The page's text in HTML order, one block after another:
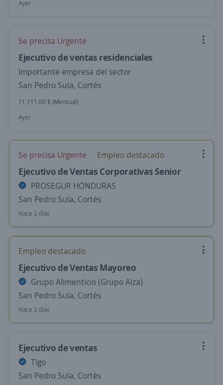
Ayer
Se precisa Urgente
Ejecutivo de ventas residenciales
Importante empresa del sector
San Pedro Sula, Cortés
11,111.00 $ (Mensual)
Ayer
Se precisa Urgente Empleo destacado
Ejecutivo de Ventas Corporativas Senior
PROSEGUR HONDURAS
San Pedro Sula, Cortés
Hace 2 días
Empleo destacado
Ejecutivo de Ventas Mayoreo
Grupo Alimenticio (Grupo Alza)
San Pedro Sula, Cortés
Hace 2 días
Ejecutivo de ventas
Tigo
San Pedro Sula, Cortés